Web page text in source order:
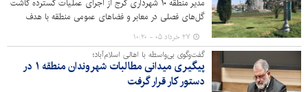
مدیر منطقه ۱۰ شهرداری کرج از اجرای عملیات گسترده کاشت
گل‌های فصلی در معابر و فضاهای عمومی منطقه با هدف
زیباسازی سیمای شهری و افزایش نشاط اجتماعی شهروندان
خبر داد.
۲۷ خرداد ۰۵ - ۱۰:۲۰
گفت‌وگوی بی‌واسطه با اهالی اسلام‌آباد؛
پیگیری میدانی مطالبات شهروندان منطقه ۱ در
دستور کار قرار گرفت